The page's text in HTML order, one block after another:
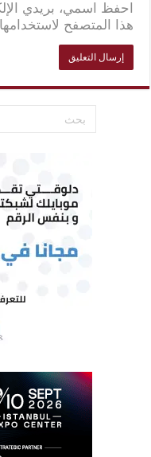
احفظ اسمي، بريدي
هذا المتصفح